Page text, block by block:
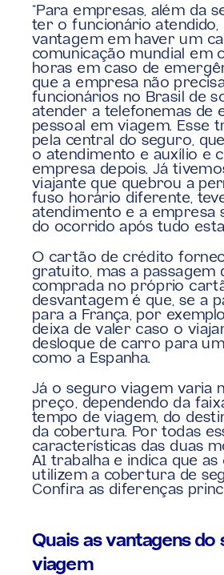
“Para empresas, além da
ter o funcionário atendido,
vantagem em haver um
comunicação mundial em
horas em caso de
que a empresa não
funcionários no Brasil de
atender a telefonemas de
pessoal em viagem. Esse
pela central do seguro,
o atendimento e auxílio e
empresa depois. Já
viajante que quebrou a
fuso horário diferente,
atendimento e a empresa
do ocorrido após tudo
O cartão de crédito
gratuito, mas a passagem
comprada no próprio
desvantagem é que, se a
para a França, por
deixa de valer caso o
desloque de carro para
como a Espanha.
Já o seguro viagem varia
preço, dependendo da
tempo de viagem, do
da cobertura. Por todas
características das duas
A1 trabalha e indica que
utilizem a cobertura de
Confira as diferenças
Quais as vantagens do
viagem